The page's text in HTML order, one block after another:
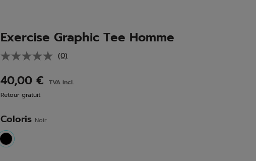
Exercise Graphic Tee Homme
Aucune
notation.
(0)
40,00 €
TVA incl.
Retour gratuit
Coloris Noir
selected